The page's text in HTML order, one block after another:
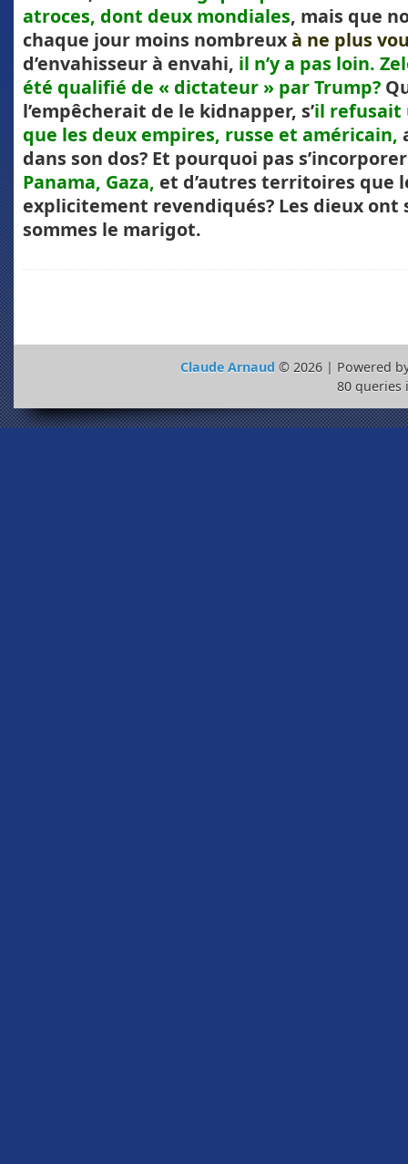
atroces, dont deux mondiales, mais que
chaque jour moins nombreuxà ne plus
d’envahisseur à envahi, il n’y a pas loin.
été qualifié de « dictateur » par Trump?
l’empêcherait de le kidnapper, s’il refusait
que les deux empires, russe et américain,
dans son dos? Et pourquoi pas
Panama, Gaza, et d’autres territoires que
explicitement revendiqués? Les dieux ont
sommes le marigot.
Claude Arnaud © 2026 | Powered
80 queries